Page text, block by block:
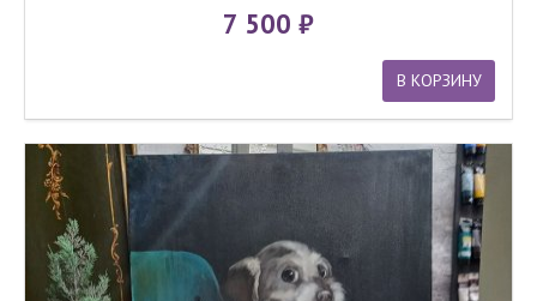
7 500
В КОРЗИНУ